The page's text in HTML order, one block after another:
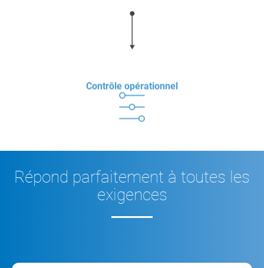
Contrôle opérationnel
Répond parfaitement à toutes les
exigences